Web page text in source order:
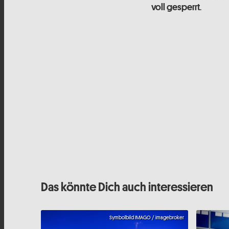
voll gesperrt.
Das könnte Dich auch interessieren
Symbolbild IMAGO / imagebroker